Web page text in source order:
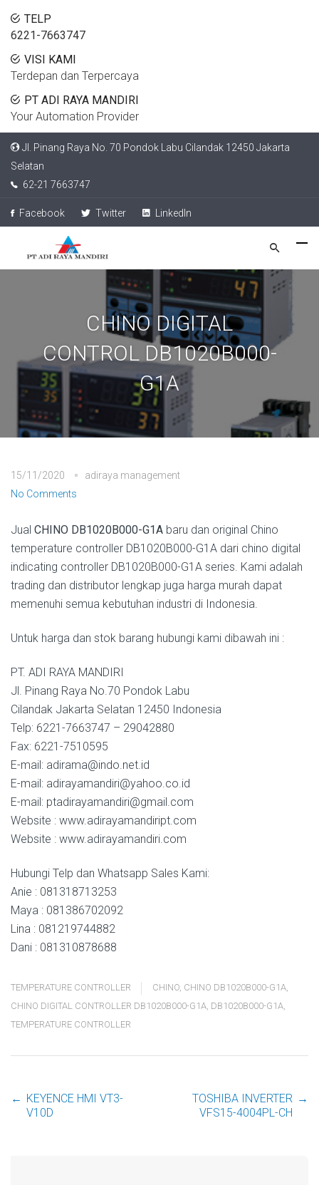
TELP
6221-7663747
VISI KAMI
Terdepan dan Terpercaya
PT ADI RAYA MANDIRI
Your Automation Provider
Jl. Pinang Raya No. 70 Pondok Labu Cilandak 12450 Jakarta
Selatan
62-21 7663747
Facebook Twitter LinkedIn
CHINO DIGITAL
CONTROL DB1020B000-
G1A
15/11/2020
adiraya management
No Comments
Jual CHINO DB1020B000-G1A baru dan original Chino
temperature controller DB1020B000-G1A dari chino digital
indicating controller DB1020B000-G1A series. Kami adalah
trading dan distributor lengkap juga harga murah dapat
memenuhi semua kebutuhan industri di Indonesia.
Untuk harga dan stok barang hubungi kami dibawah ini :
PT. ADI RAYA MANDIRI
Jl. Pinang Raya No.70 Pondok Labu
Cilandak Jakarta Selatan 12450 Indonesia
Telp: 6221-7663747 – 29042880
Fax: 6221-7510595
E-mail: adirama@indo.net.id
E-mail: adirayamandiri@yahoo.co.id
E-mail: ptadirayamandiri@gmail.com
Website : www.adirayamandiript.com
Website : www.adirayamandiri.com
Hubungi Telp dan Whatsapp Sales Kami:
Anie : 081318713253
Maya : 081386702092
Lina : 081219744882
Dani : 081310878688
TEMPERATURE CONTROLLER CHINO, CHINO DB1020B000-G1A,
CHINO DIGITAL CONTROLLER DB1020B000-G1A, DB1020B000-G1A,
TEMPERATURE CONTROLLER
Post
← KEYENCE HMI VT3-
V10D
TOSHIBA INVERTER
VFS15-4004PL-CH
→